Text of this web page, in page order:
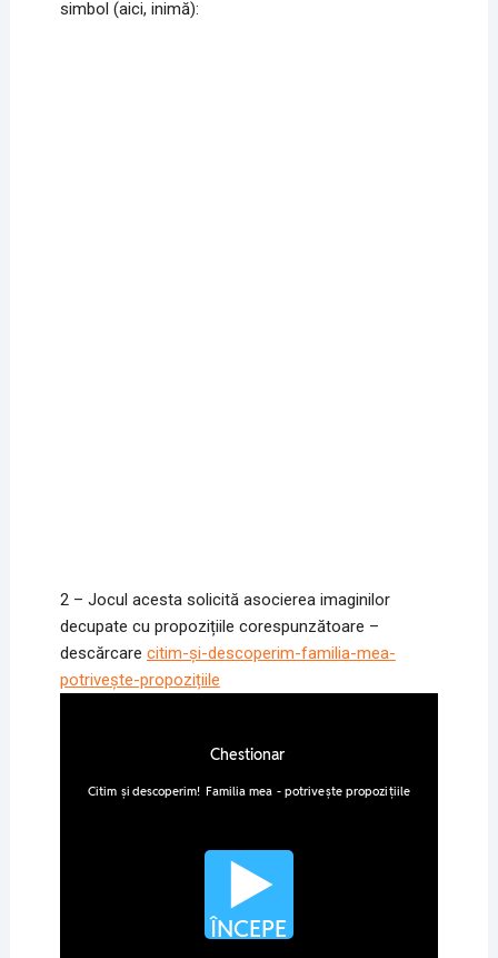
simbol (aici, inimă):
2 – Jocul acesta solicită asocierea imaginilor
decupate cu propozițiile corespunzătoare –
descărcare citim-și-descoperim-familia-mea-
potrivește-propozițiile